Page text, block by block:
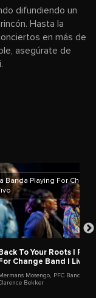
difundiendo un
Hasta la
en más de
asegúrate de
Banda Playing For
Back To Your Roots |
For Change Band | Live
Mermans Mosengo, PFC Band
Bekker